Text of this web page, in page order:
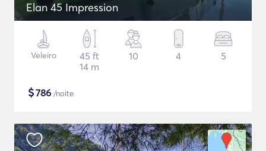
Elan 45 Impression
Veleiro
45 ft
14 m
10 4 5
$786 /noite